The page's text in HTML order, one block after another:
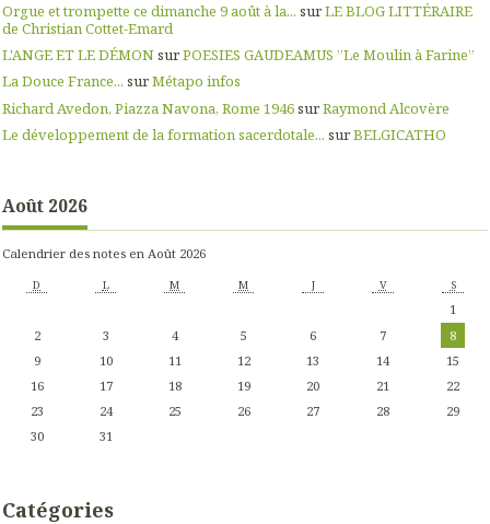
Orgue et trompette ce dimanche 9 août à la... surLE BLOG LITTÉRAIRE
de Christian Cottet-Emard
L'ANGE ET LE DÉMONsurPOESIES GAUDEAMUS ”Le Moulin à Farine”
La Douce France... surMétapo infos
Richard Avedon, Piazza Navona, Rome 1946surRaymond Alcovère
Le développement de la formation sacerdotale... surBELGICATHO
Août 2026
Calendrier des notes en Août 2026
D L M M J V S
1
2
3 4 5 6 7
8
9
10 11 12 13 14
15
16
17 18 19 20 21
22
23
24 25 26 27 28
29
30
31
Catégories